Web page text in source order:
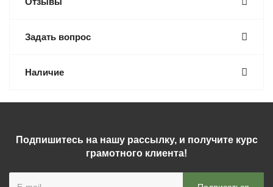
Задать вопрос
Наличие
Подпишитесь на нашу рассылку, и получите курс
грамотного клиента!